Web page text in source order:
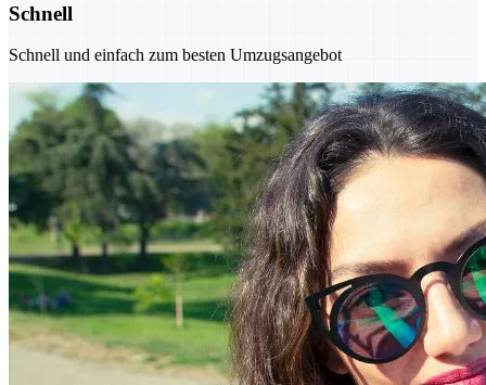
Schnell
Schnell und einfach zum besten Umzugsangebot